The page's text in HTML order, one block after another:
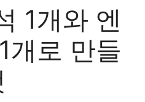
1개와 엔
개로 만들